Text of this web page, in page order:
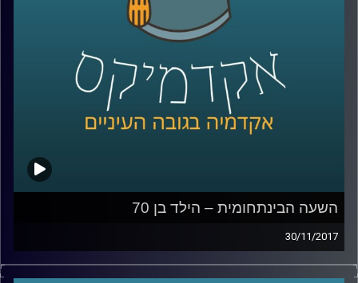
אלו היא לא פחות מנס
קרדיט תמונות: AudioVersity
השעה הבינתחומית – הילד בן 70
30/11/2017
בין המהפכות שמטלטלות את העולם בעשורים